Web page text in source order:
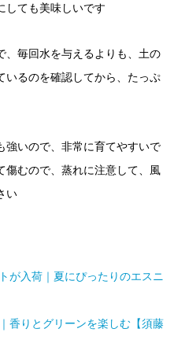
しても美味しいです
、毎回水を与えるよりも、土の
いるのを確認してから、たっぷ
強いので、非常に育てやすいで
傷むので、蒸れに注意して、風
い
が入荷｜夏にぴったりのエスニ
香りとグリーンを楽しむ【須藤